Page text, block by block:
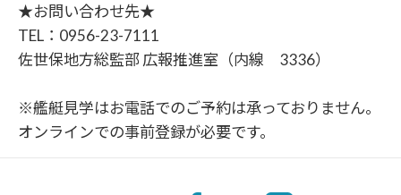
★お問い合わせ先★
TEL：0956-23-7111
佐世保地方総監部 広報推進室（内線 3336）
※艦艇見学はお電話でのご予約は承っておりません。
オンラインでの事前登録が必要です。